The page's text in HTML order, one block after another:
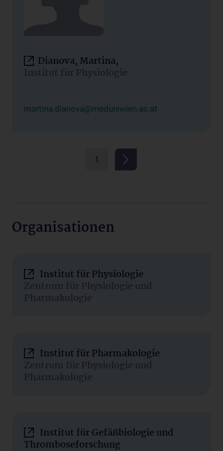
Dianova, Martina,
Institut für Physiologie
martina.dianova@meduniwien.ac.at
1
Organisationen
Institut für Physiologie
Zentrum für Physiologie und
Pharmakologie
Institut für Pharmakologie
Zentrum für Physiologie und
Pharmakologie
Institut für Gefäßbiologie und
Thromboseforschung